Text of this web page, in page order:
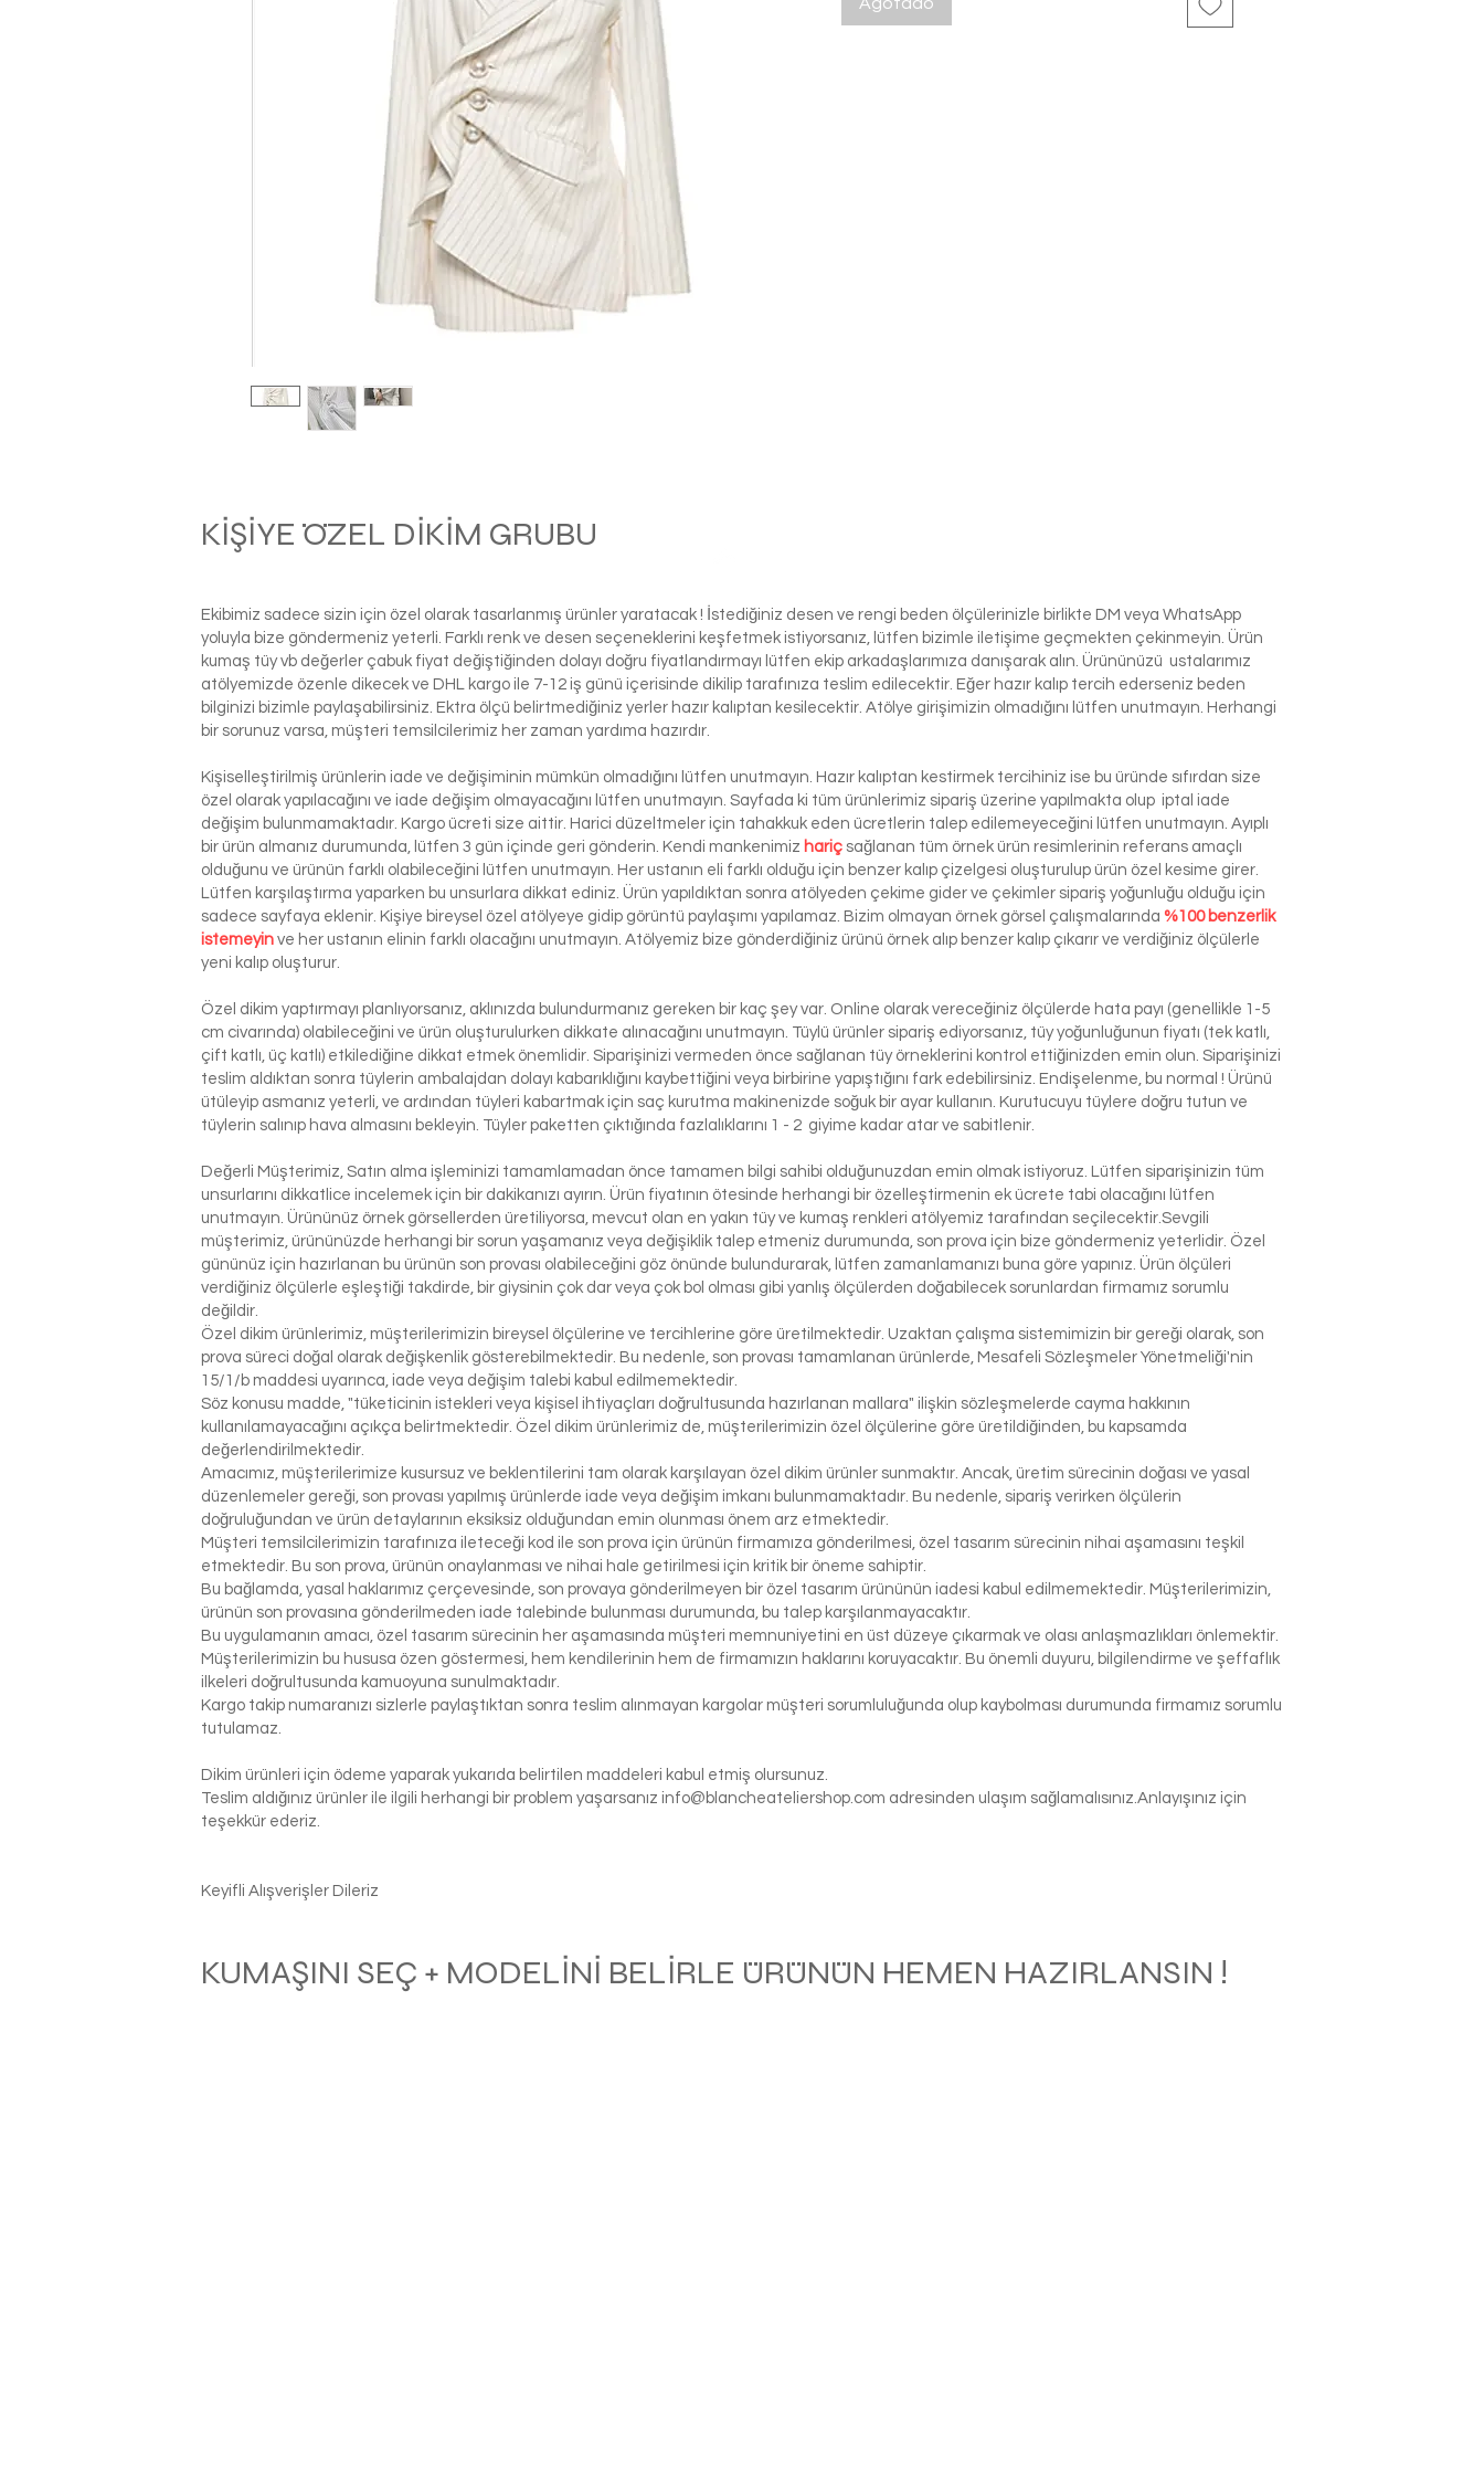
KİŞİYE ÖZEL DİKİM GRUBU
Ekibimiz sadece sizin için özel olarak tasarlanmış ürünler yaratacak ! İstediğiniz desen ve rengi beden ölçülerinizle birlikte DM veya WhatsApp
yoluyla bize göndermeniz yeterli. Farklı renk ve desen seçeneklerini keşfetmek istiyorsanız, lütfen bizimle iletişime geçmekten çekinmeyin. Ürün
kumaş tüy vb değerler çabuk fiyat değiştiğinden dolayı doğru fiyatlandırmayı lütfen ekip arkadaşlarımıza danışarak alın. Ürününüzü ustalarımız
atölyemizde özenle dikecek ve DHL kargo ile 7-12 iş günü içerisinde dikilip tarafınıza teslim edilecektir. Eğer hazır kalıp tercih ederseniz beden
bilginizi bizimle paylaşabilirsiniz. Ektra ölçü belirtmediğiniz yerler hazır kalıptan kesilecektir. Atölye girişimizin olmadığını lütfen unutmayın. Herhangi
bir sorunuz varsa, müşteri temsilcilerimiz her zaman yardıma hazırdır.
Kişiselleştirilmiş ürünlerin iade ve değişiminin mümkün olmadığını lütfen unutmayın. Hazır kalıptan kestirmek tercihiniz ise bu üründe sıfırdan size
özel olarak yapılacağını ve iade değişim olmayacağını lütfen unutmayın. Sayfada ki tüm ürünlerimiz sipariş üzerine yapılmakta olup iptal iade
değişim bulunmamaktadır. Kargo ücreti size aittir. Harici düzeltmeler için tahakkuk eden ücretlerin talep edilemeyeceğini lütfen unutmayın. Ayıplı
bir ürün almanız durumunda, lütfen 3 gün içinde geri gönderin. Kendi mankenimiz hariç sağlanan tüm örnek ürün resimlerinin referans amaçlı
olduğunu ve ürünün farklı olabileceğini lütfen unutmayın. Her ustanın eli farklı olduğu için benzer kalıp çizelgesi oluşturulup ürün özel kesime girer.
Lütfen karşılaştırma yaparken bu unsurlara dikkat ediniz. Ürün yapıldıktan sonra atölyeden çekime gider ve çekimler sipariş yoğunluğu olduğu için
sadece sayfaya eklenir. Kişiye bireysel özel atölyeye gidip görüntü paylaşımı yapılamaz. Bizim olmayan örnek görsel çalışmalarında %100 benzerlik
istemeyin ve her ustanın elinin farklı olacağını unutmayın. Atölyemiz bize gönderdiğiniz ürünü örnek alıp benzer kalıp çıkarır ve verdiğiniz ölçülerle
yeni kalıp oluşturur.
Özel dikim yaptırmayı planlıyorsanız, aklınızda bulundurmanız gereken bir kaç şey var. Online olarak vereceğiniz ölçülerde hata payı (genellikle 1-5
cm civarında) olabileceğini ve ürün oluşturulurken dikkate alınacağını unutmayın. Tüylü ürünler sipariş ediyorsanız, tüy yoğunluğunun fiyatı (tek katlı,
çift katlı, üç katlı) etkilediğine dikkat etmek önemlidir. Siparişinizi vermeden önce sağlanan tüy örneklerini kontrol ettiğinizden emin olun. Siparişinizi
teslim aldıktan sonra tüylerin ambalajdan dolayı kabarıklığını kaybettiğini veya birbirine yapıştığını fark edebilirsiniz. Endişelenme, bu normal ! Ürünü
ütüleyip asmanız yeterli, ve ardından tüyleri kabartmak için saç kurutma makinenizde soğuk bir ayar kullanın. Kurutucuyu tüylere doğru tutun ve
tüylerin salınıp hava almasını bekleyin. Tüyler paketten çıktığında fazlalıklarını 1 - 2 giyime kadar atar ve sabitlenir.
Değerli Müşterimiz, Satın alma işleminizi tamamlamadan önce tamamen bilgi sahibi olduğunuzdan emin olmak istiyoruz. Lütfen siparişinizin tüm
unsurlarını dikkatlice incelemek için bir dakikanızı ayırın. Ürün fiyatının ötesinde herhangi bir özelleştirmenin ek ücrete tabi olacağını lütfen
unutmayın. Ürününüz örnek görsellerden üretiliyorsa, mevcut olan en yakın tüy ve kumaş renkleri atölyemiz tarafından seçilecektir.Sevgili
müşterimiz, ürününüzde herhangi bir sorun yaşamanız veya değişiklik talep etmeniz durumunda, son prova için bize göndermeniz yeterlidir. Özel
gününüz için hazırlanan bu ürünün son provası olabileceğini göz önünde bulundurarak, lütfen zamanlamanızı buna göre yapınız. Ürün ölçüleri
verdiğiniz ölçülerle eşleştiği takdirde, bir giysinin çok dar veya çok bol olması gibi yanlış ölçülerden doğabilecek sorunlardan firmamız sorumlu
değildir.
Özel dikim ürünlerimiz, müşterilerimizin bireysel ölçülerine ve tercihlerine göre üretilmektedir. Uzaktan çalışma sistemimizin bir gereği olarak, son
prova süreci doğal olarak değişkenlik gösterebilmektedir. Bu nedenle, son provası tamamlanan ürünlerde, Mesafeli Sözleşmeler Yönetmeliği'nin
15/1/b maddesi uyarınca, iade veya değişim talebi kabul edilmemektedir.
Söz konusu madde, "tüketicinin istekleri veya kişisel ihtiyaçları doğrultusunda hazırlanan mallara" ilişkin sözleşmelerde cayma hakkının
kullanılamayacağını açıkça belirtmektedir. Özel dikim ürünlerimiz de, müşterilerimizin özel ölçülerine göre üretildiğinden, bu kapsamda
değerlendirilmektedir.
Amacımız, müşterilerimize kusursuz ve beklentilerini tam olarak karşılayan özel dikim ürünler sunmaktır. Ancak, üretim sürecinin doğası ve yasal
düzenlemeler gereği, son provası yapılmış ürünlerde iade veya değişim imkanı bulunmamaktadır. Bu nedenle, sipariş verirken ölçülerin
doğruluğundan ve ürün detaylarının eksiksiz olduğundan emin olunması önem arz etmektedir.
Müşteri temsilcilerimizin tarafınıza ileteceği kod ile son prova için ürünün firmamıza gönderilmesi, özel tasarım sürecinin nihai aşamasını teşkil
etmektedir. Bu son prova, ürünün onaylanması ve nihai hale getirilmesi için kritik bir öneme sahiptir.
Bu bağlamda, yasal haklarımız çerçevesinde, son provaya gönderilmeyen bir özel tasarım ürününün iadesi kabul edilmemektedir. Müşterilerimizin,
ürünün son provasına gönderilmeden iade talebinde bulunması durumunda, bu talep karşılanmayacaktır.
Bu uygulamanın amacı, özel tasarım sürecinin her aşamasında müşteri memnuniyetini en üst düzeye çıkarmak ve olası anlaşmazlıkları önlemektir.
Müşterilerimizin bu hususa özen göstermesi, hem kendilerinin hem de firmamızın haklarını koruyacaktır. Bu önemli duyuru, bilgilendirme ve şeffaflık
ilkeleri doğrultusunda kamuoyuna sunulmaktadır.
Kargo takip numaranızı sizlerle paylaştıktan sonra teslim alınmayan kargolar müşteri sorumluluğunda olup kaybolması durumunda firmamız sorumlu
tutulamaz.
Dikim ürünleri için ödeme yaparak yukarıda belirtilen maddeleri kabul etmiş olursunuz.
Teslim aldığınız ürünler ile ilgili herhangi bir problem yaşarsanız info@blancheateliershop.com adresinden ulaşım sağlamalısınız.Anlayışınız için
teşekkür ederiz.
Keyifli Alışverişler Dileriz
KUMAŞINI SEÇ + MODELİNİ BELİRLE ÜRÜNÜN HEMEN HAZIRLANSIN !